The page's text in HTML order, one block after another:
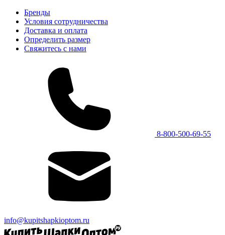
Бренды
Условия сотрудничества
Доставка и оплата
Определить размер
Свяжитесь с нами
8-800-500-69-55
info@kupitshapkioptom.ru